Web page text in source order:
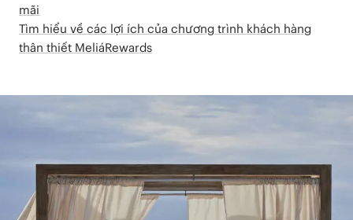
mãi
Tìm hiểu về các lợi ích của chương trình khách hàng
thân thiết MeliáRewards